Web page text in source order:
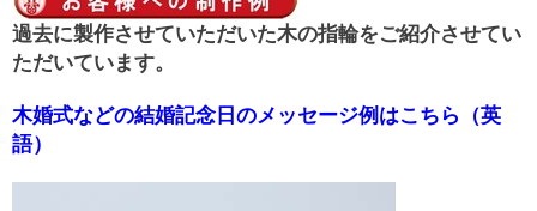
過去に製作させていただいた木の指輪をご紹介させてい
ただいています。
木婚式などの結婚記念日のメッセージ例はこちら（英
語）